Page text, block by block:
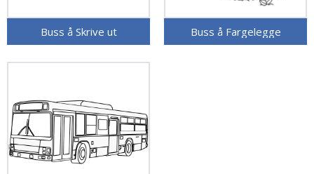
Buss å Skrive ut Buss å Fargelegge